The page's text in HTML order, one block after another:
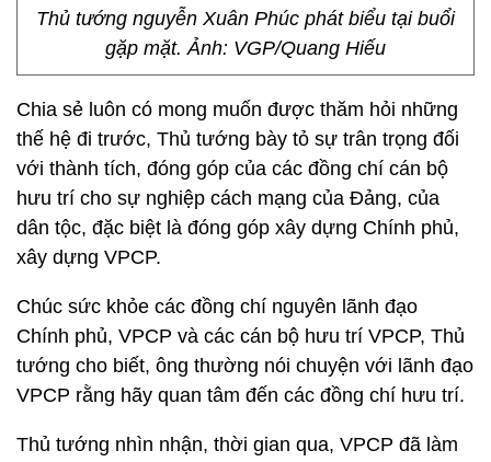
Thủ tướng nguyễn Xuân Phúc phát biểu tại buổi
gặp mặt. Ảnh: VGP/Quang Hiếu
Chia sẻ luôn có mong muốn được thăm hỏi những
thế hệ đi trước, Thủ tướng bày tỏ sự trân trọng đối
với thành tích, đóng góp của các đồng chí cán bộ
hưu trí cho sự nghiệp cách mạng của Đảng, của
dân tộc, đặc biệt là đóng góp xây dựng Chính phủ,
xây dựng VPCP.
Chúc sức khỏe các đồng chí nguyên lãnh đạo
Chính phủ, VPCP và các cán bộ hưu trí VPCP, Thủ
tướng cho biết, ông thường nói chuyện với lãnh đạo
VPCP rằng hãy quan tâm đến các đồng chí hưu trí.
Thủ tướng nhìn nhận, thời gian qua, VPCP đã làm